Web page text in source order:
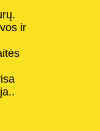
ir